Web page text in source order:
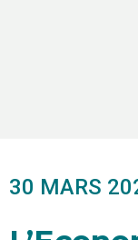
30 MARS